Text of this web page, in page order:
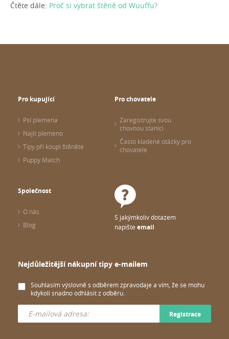
Čtěte dále: Proč si vybrat štěně od Wuuffu?
Pro kupující
Psí plemena
Najít plemeno
Tipy při koupi štěněte
Puppy Match
Pro chovatele
Zaregistrujte svou
chovnou stanici
Často kladené otázky pro
chovatele
Společnost
O nás
Blog
S jakýmkoliv dotazem
napište email
Nejdůležitější nákupní tipy e-mailem
Souhlasím výslovně s odběrem zpravodaje a vím, že se mohu
kdykoli snadno odhlásit z odběru.
Registrace